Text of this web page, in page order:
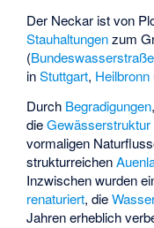
Der Neckar ist von
Stauhaltungenzum
(Bundeswasserstraße
inStuttgart, Heilbronn
Durch Begradigungen
dieGewässerstruktur
vormaligen
strukturreichen
Inzwischen wurden
renaturiert, die
Jahren erheblich